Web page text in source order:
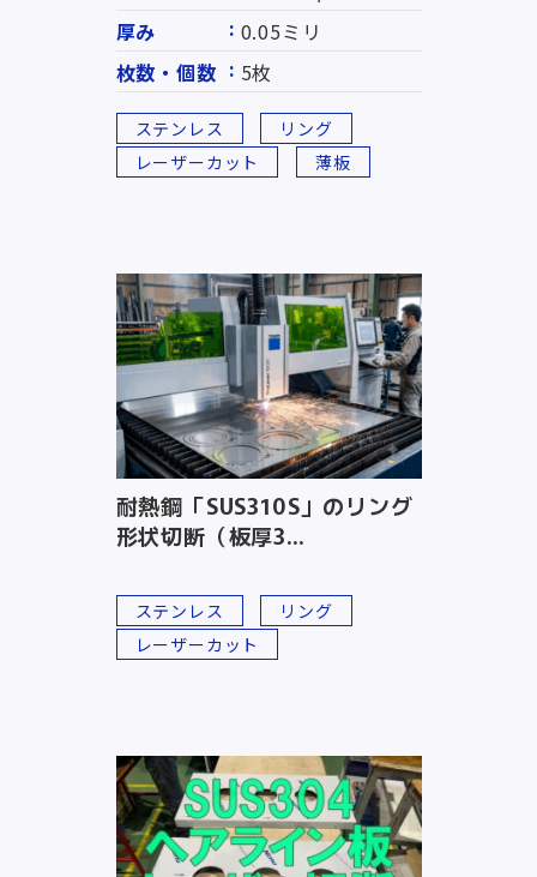
厚み
0.05ミリ
枚数・個数
5枚
ステンレス
リング
レーザーカット
薄板
耐熱鋼「SUS310S」のリング
形状切断（板厚3...
ステンレス
リング
レーザーカット